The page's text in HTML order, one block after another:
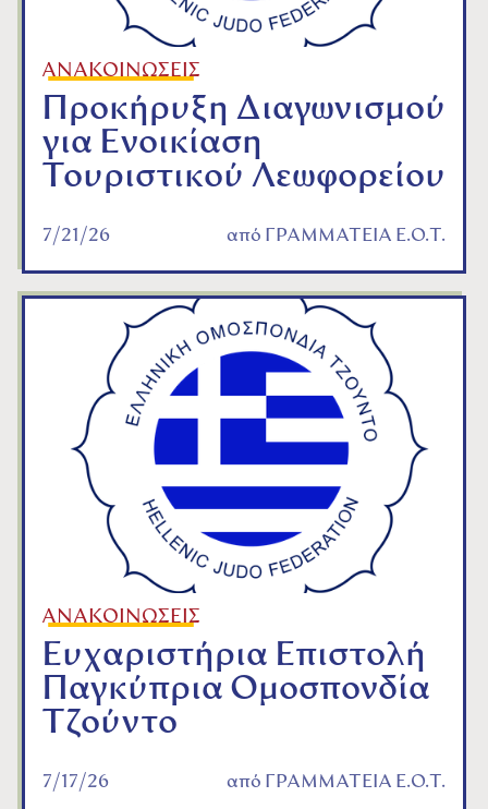
ΑΝΑΚΟΙΝΩΣΕΙΣ
Προκήρυξη Διαγωνισμού
για Ενοικίαση
Τουριστικού Λεωφορείου
7/21/26 από ΓΡΑΜΜΑΤΕΙΑ Ε.Ο.Τ.
ΑΝΑΚΟΙΝΩΣΕΙΣ
Ευχαριστήρια Επιστολή
Παγκύπρια Ομοσπονδία
Τζούντο
7/17/26 από ΓΡΑΜΜΑΤΕΙΑ Ε.Ο.Τ.